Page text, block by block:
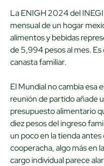
La ENIGH 2024 del
mensual de un hogar
alimentos y bebidas
de 5,994 pesos al mes.
canasta familiar.
El Mundial no cambia esa
reunión de partido añade
presupuesto alimentario
diez pesos del ingreso
un poco en la tienda
cooperacha, algo más en
cargo individual parece